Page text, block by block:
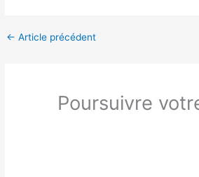
← Article précédent
Poursuivre